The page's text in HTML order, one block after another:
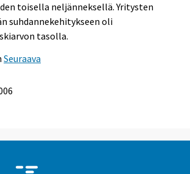
toisella neljänneksellä. Yritysten
suhdannekehitykseen oli
tasolla.
Seuraava